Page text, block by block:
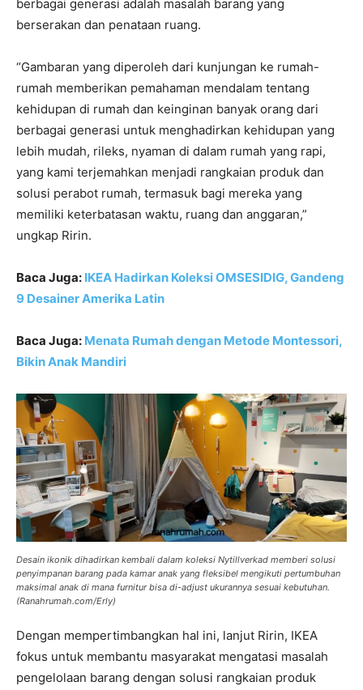
berbagai generasi adalah masalah barang yang
berserakan dan penataan ruang.
“Gambaran yang diperoleh dari kunjungan ke rumah-
rumah memberikan pemahaman mendalam tentang
kehidupan di rumah dan keinginan banyak orang dari
berbagai generasi untuk menghadirkan kehidupan yang
lebih mudah, rileks, nyaman di dalam rumah yang rapi,
yang kami terjemahkan menjadi rangkaian produk dan
solusi perabot rumah, termasuk bagi mereka yang
memiliki keterbatasan waktu, ruang dan anggaran,”
ungkap Ririn.
Baca Juga: IKEA Hadirkan Koleksi OMSESIDIG, Gandeng
9 Desainer Amerika Latin
Baca Juga: Menata Rumah dengan Metode Montessori,
Bikin Anak Mandiri
Desain ikonik dihadirkan kembali dalam koleksi Nytillverkad memberi solusi
penyimpanan barang pada kamar anak yang fleksibel mengikuti pertumbuhan
maksimal anak di mana furnitur bisa di-adjust ukurannya sesuai kebutuhan.
(Ranahrumah.com/Erly)
Dengan mempertimbangkan hal ini, lanjut Ririn, IKEA
fokus untuk membantu masyarakat mengatasi masalah
pengelolaan barang dengan solusi rangkaian produk